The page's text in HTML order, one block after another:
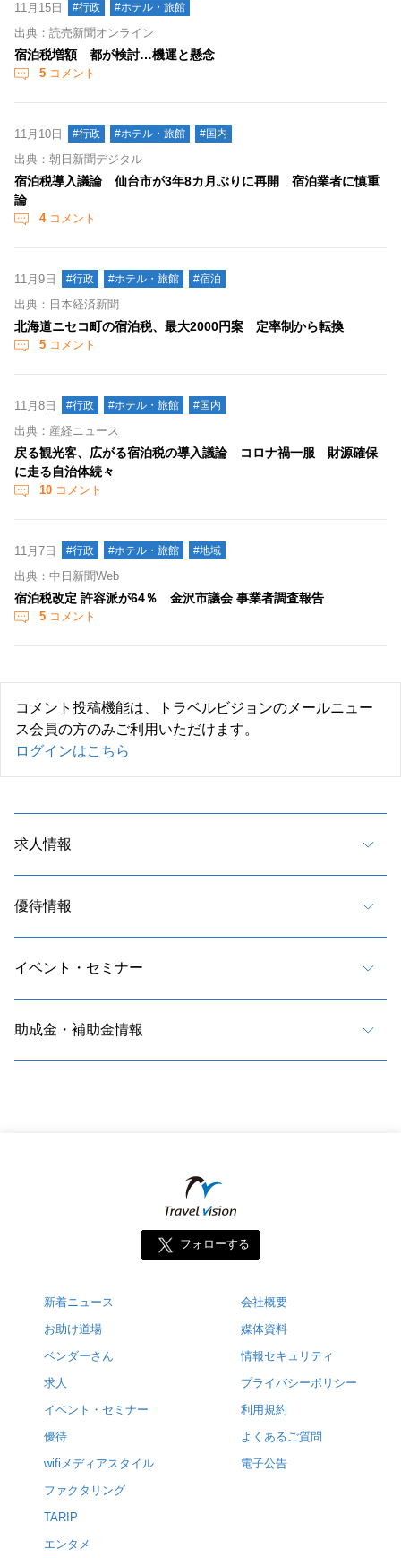
11月15日 #行政 #ホテル・旅館
出典：読売新聞オンライン
宿泊税増額 都が検討…機運と懸念
5 コメント
11月10日 #行政 #ホテル・旅館 #国内
出典：朝日新聞デジタル
宿泊税導入議論 仙台市が3年8カ月ぶりに再開 宿泊業者に慎重
論
4コメント
11月9日 #行政 #ホテル・旅館 #宿泊
出典：日本経済新聞
北海道ニセコ町の宿泊税、最大2000円案 定率制から転換
5 コメント
11月8日 #行政 #ホテル・旅館 #国内
出典：産経ニュース
戻る観光客、広がる宿泊税の導入議論 コロナ禍一服 財源確保
に走る自治体続々
10 コメント
11月7日 #行政 #ホテル・旅館 #地域
出典：中日新聞Web
宿泊税改定 許容派が64％ 金沢市議会 事業者調査報告
5 コメント
コメント投稿機能は、トラベルビジョンのメールニュー
ス会員の方のみご利用いただけます。
ログインはこちら
求人情報
優待情報
イベント・セミナー
助成金・補助金情報
フォローする
新着ニュース
お助け道場
ベンダーさん
求人
イベント・セミナー
優待
wifiメディアスタイル
ファクタリング
TARIP
エンタメ
会社概要
媒体資料
情報セキュリティ
プライバシーポリシー
利用規約
よくあるご質問
電子公告